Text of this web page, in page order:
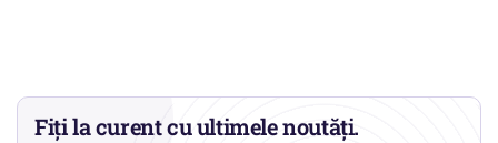
Fiți la curent cu ultimele noutăți.